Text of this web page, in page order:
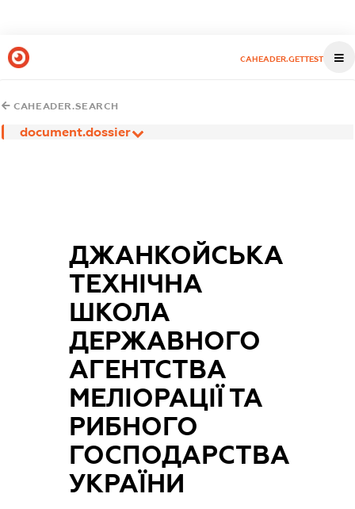
CAHEADER.GETTEST
CAHEADER.SEARCH
document.dossier
ДЖАНКОЙСЬКА
ТЕХНІЧНА
ШКОЛА
ДЕРЖАВНОГО
АГЕНТСТВА
МЕЛІОРАЦІЇ ТА
РИБНОГО
ГОСПОДАРСТВА
УКРАЇНИ